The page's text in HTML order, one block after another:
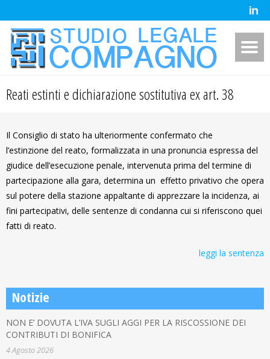
Reati estinti e dichiarazione sostitutiva ex art. 38
Il Consiglio di stato ha ulteriormente confermato che
l’estinzione del reato, formalizzata in una pronuncia espressa del
giudice dell’esecuzione penale, intervenuta prima del termine di
partecipazione alla gara, determina un effetto privativo che opera
sul potere della stazione appaltante di apprezzare la incidenza, ai
fini partecipativi, delle sentenze di condanna cui si riferiscono quei
fatti di reato.
leggi la sentenza
Notizie
NON E’ DOVUTA L’IVA SUGLI AGGI PER LA RISCOSSIONE DEI
CONTRIBUTI DI BONIFICA
4 Agosto 2026